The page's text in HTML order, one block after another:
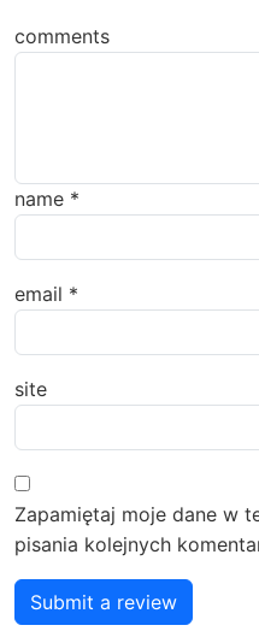
comments
name *
email *
site
Zapamiętaj moje dane w
pisania kolejnych
Submit a review